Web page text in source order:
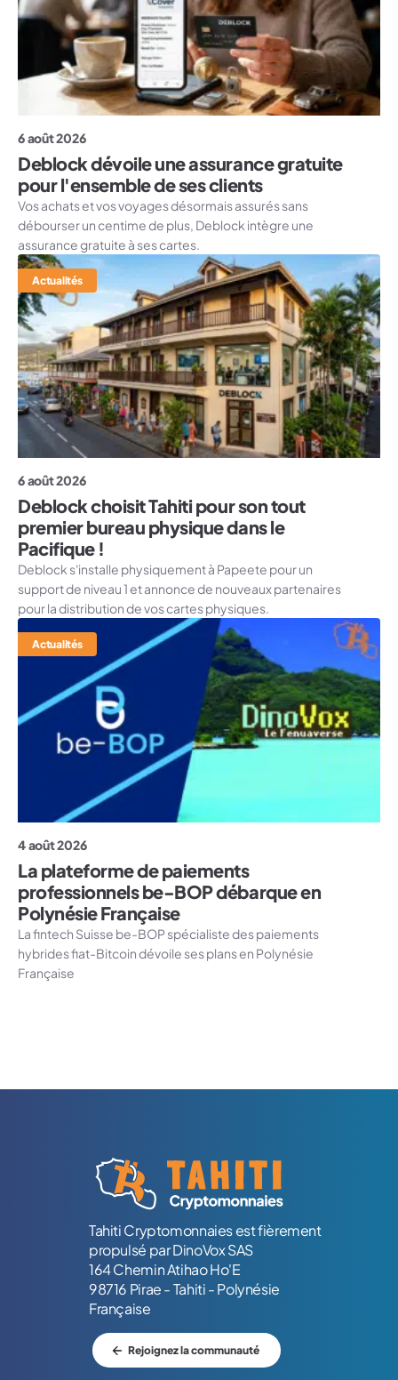
6 août 2026
Deblock dévoile une assurance gratuite
pour l'ensemble de ses clients
Vos achats et vos voyages désormais assurés sans
débourser un centime de plus, Deblock intègre une
assurance gratuite à ses cartes.
Actualités
6 août 2026
Deblock choisit Tahiti pour son tout
premier bureau physique dans le
Pacifique !
Deblock s'installe physiquement à Papeete pour un
support de niveau 1 et annonce de nouveaux partenaires
pour la distribution de vos cartes physiques.
Actualités
4 août 2026
La plateforme de paiements
professionnels be-BOP débarque en
Polynésie Française
La fintech Suisse be-BOP spécialiste des paiements
hybrides fiat-Bitcoin dévoile ses plans en Polynésie
Française
Tahiti Cryptomonnaies est fièrement
propulsé par DinoVox SAS
164 Chemin Atihao Ho'E
98716 Pirae - Tahiti - Polynésie
Française
Rejoignez la communauté